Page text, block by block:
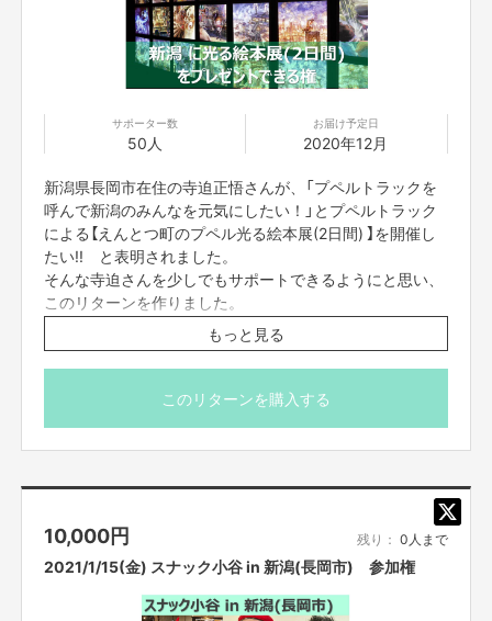
現時点で考えているプペルトラックの今後のスケジュールは以下となりま
・2020年10月中旬-11月 会社設立・車両(4tウイングトラック)購入
・2020年11月29日 クラウドファンディング終了
わせたいです）
・2020年12月下旬 「映画 えんとつ町のプペル」公開・プペルトラック全
国巡礼
映画の宣伝のお手伝いをさせていただき、その後も全国を回って光る絵本展
を行っていきます。
映画公開終了後は、「飛び出す絵本展」・「移動式人形劇」
ンタメをみなさまにお届けしたいと考えています。
「長年勤めた安定した収入のある会社をわざわざ辞めてまでなぜ？家族の反
き方をしていきたいのか、という思いがあります。
例え失敗したとしてもどうにでも転べる自分がいる。
共感してくださる会社さんや協力してくれる仲間がいること。
人生をかけて今チャレンジしたい！
プペルトラックというムーブメントを起こしたい！
本気でそう考えています。
サポーター数
50人
お届け予定日
2020年12月
新潟県長岡市在住の寺迫正悟さんが、「プペルトラックを
呼んで新潟のみんなを元気にしたい！」とプペルトラック
による【えんとつ町のプペル光る絵本展(2日間) 】を開催し
たい!! と表明されました。
そんな寺迫さんを少しでもサポートできるようにと思い、
このリターンを作りました。
資金が集まらなかった場合、不足分を寺迫さんが全額負担
することになりますが、新潟に「プペルトラック光る絵本
展(2日間)」はプレゼントされます。
は「2020年12月以降」となります。
※このリターンで集まった支援は、全額『寺迫さんが主催す
る開催権利(2日間)購入費用』として寺迫さんにお渡しいた
します。
もっと見る
このリターンを購入する
10,000円 残り： 0人まで
2021/1/15(金) スナック小谷 in 新潟(長岡市) 参加権